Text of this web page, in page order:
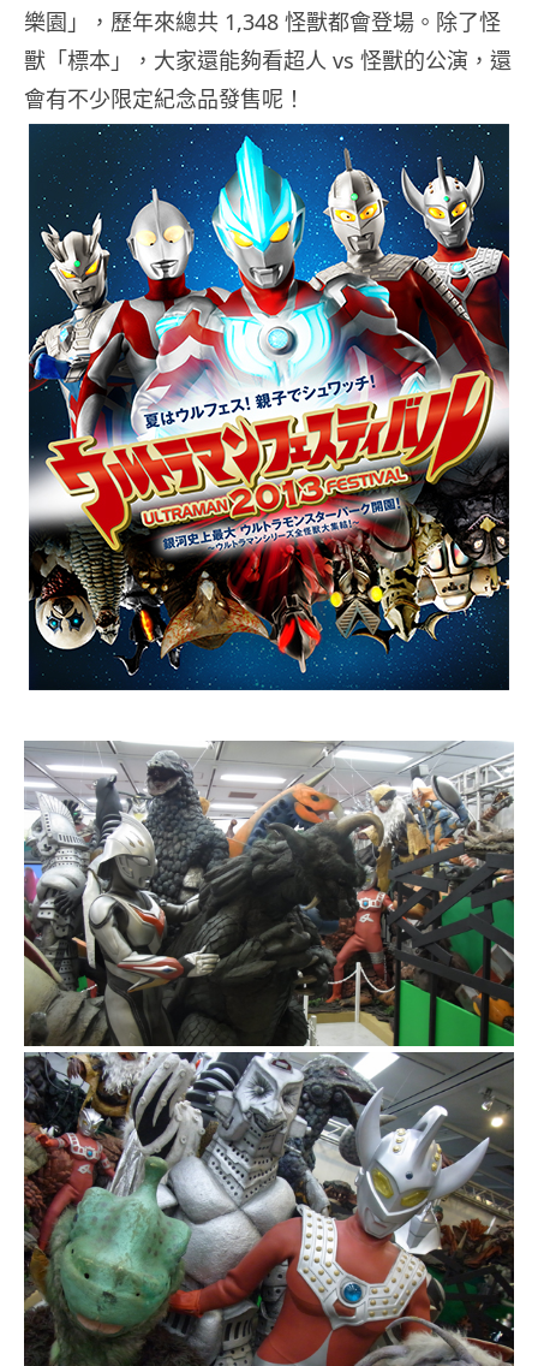
樂園」，歷年來總共 1,348 怪獸都會登場。除了怪
獸「標本」，大家還能夠看超人 vs 怪獸的公演，還
會有不少限定紀念品發售呢！